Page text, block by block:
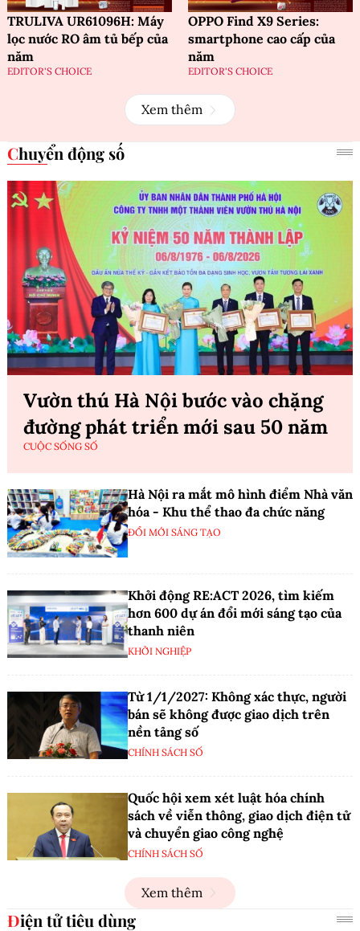
TRULIVA UR61096H: Máy
lọc nước RO âm tủ bếp của
năm
EDITOR'S CHOICE
OPPO Find X9 Series:
smartphone cao cấp của
năm
EDITOR'S CHOICE
Xem thêm
Chuyển động số
Vườn thú Hà Nội bước vào chặng
đường phát triển mới sau 50 năm
CUỘC SỐNG SỐ
Hà Nội ra mắt mô hình điểm Nhà văn
hóa - Khu thể thao đa chức năng
ĐỔI MỚI SÁNG TẠO
Khởi động RE:ACT 2026, tìm kiếm
hơn 600 dự án đổi mới sáng tạo của
thanh niên
KHỞI NGHIỆP
Từ 1/1/2027: Không xác thực, người
bán sẽ không được giao dịch trên
nền tảng số
CHÍNH SÁCH SỐ
Quốc hội xem xét luật hóa chính
sách về viễn thông, giao dịch điện tử
và chuyển giao công nghệ
CHÍNH SÁCH SỐ
Xem thêm
Điện tử tiêu dùng